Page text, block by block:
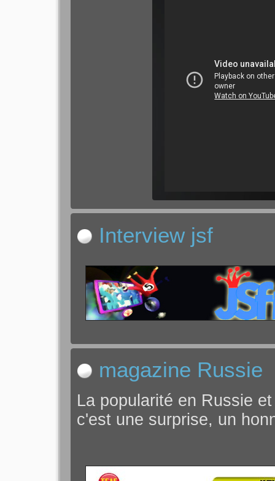
Interview jsf
magazine Russie
La popularité en Russie
c'est une surprise, un